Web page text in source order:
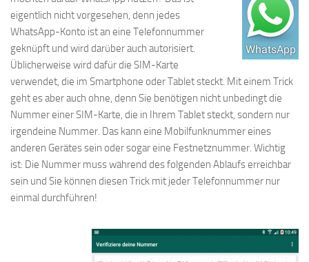
eigentlich nicht vorgesehen, denn jedes
WhatsApp-Konto ist an eine Telefonnummer
geknüpft und wird darüber auch autorisiert.
Üblicherweise wird dafür die SIM-Karte
verwendet, die im Smartphone oder Tablet steckt. Mit einem Trick
geht es aber auch ohne, denn Sie benötigen nicht unbedingt die
Nummer einer SIM-Karte, die in Ihrem Tablet steckt, sondern nur
irgendeine Nummer. Das kann eine Mobilfunknummer eines
anderen Gerätes sein oder sogar eine Festnetznummer. Wichtig
ist: Die Nummer muss während des folgenden Ablaufs erreichbar
sein und Sie können diesen Trick mit jeder Telefonnummer nur
einmal durchführen!